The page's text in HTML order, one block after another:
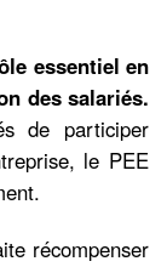
essentiel en
des salariés.
de participer
le PEE
récompenser